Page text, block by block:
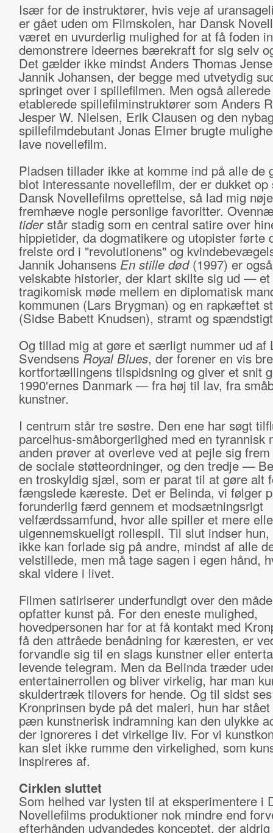
Især for de instruktører, hvis veje af
er gået uden om Filmskolen, har Dansk
været en uvurderlig mulighed for at få foden
demonstrere ideernes bærekraft for sig selv
Det gælder ikke mindst Anders Thomas
Jannik Johansen, der begge med utvetydig
springet over i spillefilmen. Men også allerede
etablerede spillefilminstruktører som Anders
Jesper W. Nielsen, Erik Clausen og den
spillefilmdebutant Jonas Elmer brugte
lave novellefilm.
Pladsen tillader ikke at komme ind på alle de
blot interessante novellefilm, der er dukket op
Dansk Novellefilms oprettelse, så lad mig
fremhæve nogle personlige favoritter.
tiderstår stadig som en central satire over
hippietider, da dogmatikere og utopister førte
frelste ord i "revolutionens" og
Jannik Johansens En stille død(1997) er
velskabte historier, der klart skilte sig ud — et
tragikomisk møde mellem en diplomatisk
kommunen (Lars Brygman) og en rapkæftet
(Sidse Babett Knudsen), stramt og
Og tillad mig at gøre et særligt nummer ud af
Svendsens Royal Blues, der forener en vis
kortfortællingens tilspidsning og giver et snit
1990'ernes Danmark — fra høj til lav, fra
kunstner.
I centrum står tre søstre. Den ene har søgt
parcelhus-småborgerlighed med en tyrannisk
anden prøver at overleve ved at pejle sig
de sociale støtteordninger, og den tredje —
en troskyldig sjæl, som er parat til at gøre alt
fængslede kæreste. Det er Belinda, vi følger
forunderlig færd gennem et modsætningsrigt
velfærdssamfund, hvor alle spiller et mere
uigennemskueligt rollespil. Til slut indser hun,
ikke kan forlade sig på andre, mindst af alle
velstillede, men må tage sagen i egen hånd,
skal videre i livet.
Filmen satiriserer underfundigt over den
opfatter kunst på. For den eneste mulighed,
hovedpersonen har for at få kontakt med
få den attråede benådning for kæresten, er
forvandle sig til en slags kunstner eller
levende telegram. Men da Belinda træder
entertainerrollen og bliver virkelig, har man
skuldertræk tilovers for hende. Og til sidst ses
Kronprinsen byde på det maleri, hun har
pæn kunstnerisk indramning kan den ulykke
der ignoreres i det virkelige liv. For vi
kan slet ikke rumme den virkelighed, som
inspireres af.
Cirklen sluttet
Som helhed var lysten til at eksperimentere i
Novellefilms produktioner nok mindre end
efterhånden udvandedes konceptet, der